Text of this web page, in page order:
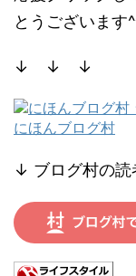
とうございます
↓ ↓ ↓
にほんブログ村
↓ ブログ村の読